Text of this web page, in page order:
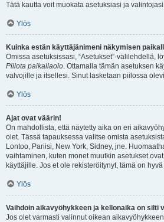
Tätä kautta voit muokata asetuksiasi ja
Ylös
Kuinka estän käyttäjänimeni näkymisen
Omissa asetuksissasi, “Asetukset”-välilehdellä,
Piilota paikallaolo. Ottamalla tämän asetuksen
valvojille ja itsellesi. Sinut lasketaan piilossa
Ylös
Ajat ovat väärin!
On mahdollista, että näytetty aika on eri
olet. Tässä tapauksessa valitse omista
Lontoo, Pariisi, New York, Sidney, jne.
vaihtaminen, kuten monet muutkin asetukset
käyttäjille. Jos et ole rekisteröitynyt, tämä on
Ylös
Vaihdoin aikavyöhykkeen ja kellonaika on silti
Jos olet varmasti valinnut oikean